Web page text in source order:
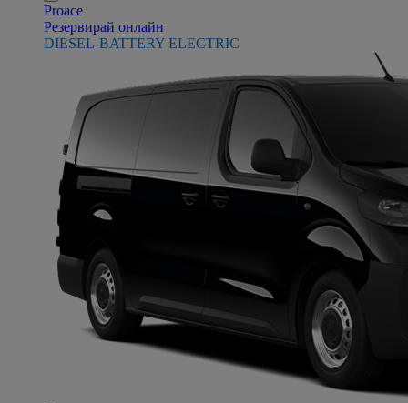
Proace
Резервирай онлайн
DIESEL-BATTERY ELECTRIC